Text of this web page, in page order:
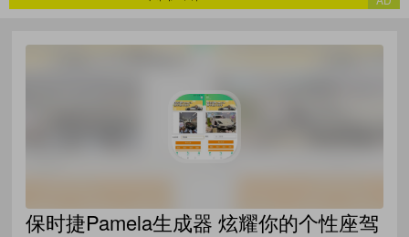
保时捷Pamela生成器 炫耀你的个性座驾